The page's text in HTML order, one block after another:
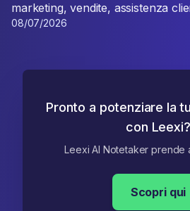
marketing, vendite, assistenza
08/07/2026
Pronto a potenziare la
con Leexi?
Leexi AI Notetaker prende
Scopri qui